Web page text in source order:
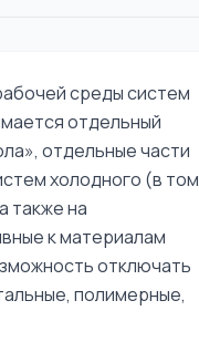
среды систем
отдельный
отдельные части
холодного (в том
также на
к материалам
отключать
полимерные,